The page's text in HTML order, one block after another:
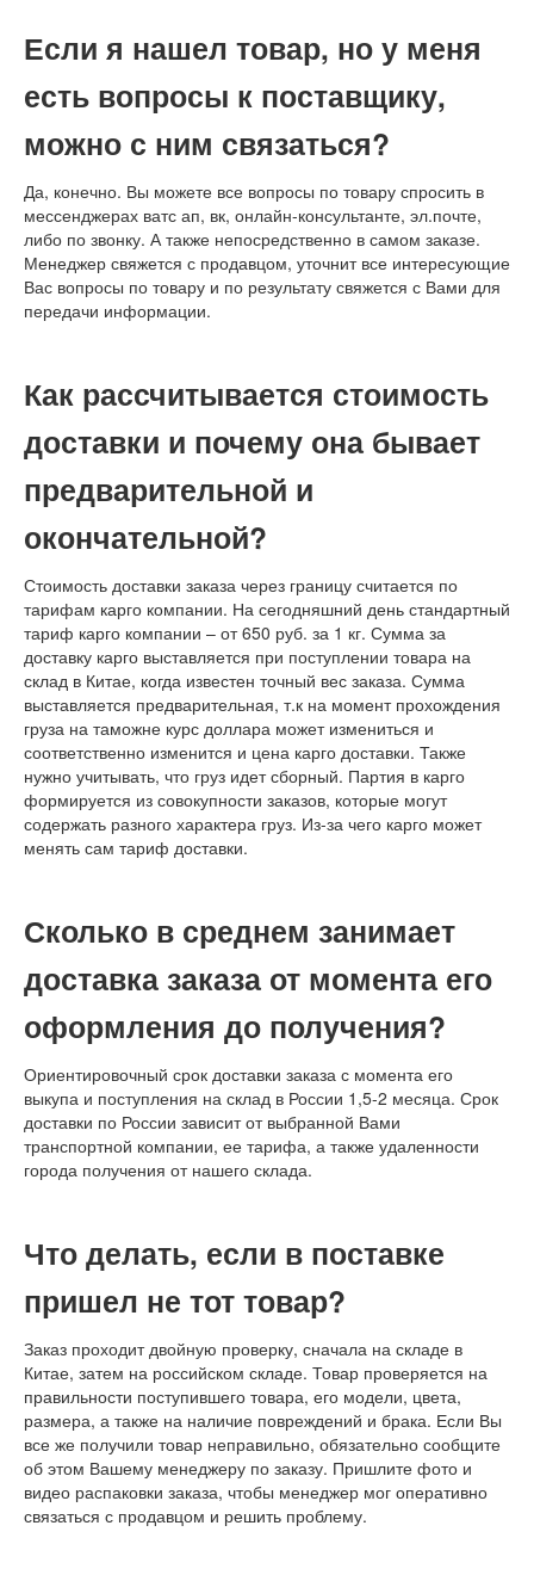
Если я нашел товар, но у меня
есть вопросы к поставщику,
можно с ним связаться?
Да, конечно. Вы можете все вопросы по товару спросить в
мессенджерах ватс ап, вк, онлайн-консультанте, эл.почте,
либо по звонку. А также непосредственно в самом заказе.
Менеджер свяжется с продавцом, уточнит все интересующие
Вас вопросы по товару и по результату свяжется с Вами для
передачи информации.
Как рассчитывается стоимость
доставки и почему она бывает
предварительной и
окончательной?
Стоимость доставки заказа через границу считается по
тарифам карго компании. На сегодняшний день стандартный
тариф карго компании – от 650 руб. за 1 кг. Сумма за
доставку карго выставляется при поступлении товара на
склад в Китае, когда известен точный вес заказа. Сумма
выставляется предварительная, т.к на момент прохождения
груза на таможне курс доллара может измениться и
соответственно изменится и цена карго доставки. Также
нужно учитывать, что груз идет сборный. Партия в карго
формируется из совокупности заказов, которые могут
содержать разного характера груз. Из-за чего карго может
менять сам тариф доставки.
Сколько в среднем занимает
доставка заказа от момента его
оформления до получения?
Ориентировочный срок доставки заказа с момента его
выкупа и поступления на склад в России 1,5-2 месяца. Срок
доставки по России зависит от выбранной Вами
транспортной компании, ее тарифа, а также удаленности
города получения от нашего склада.
Что делать, если в поставке
пришел не тот товар?
Заказ проходит двойную проверку, сначала на складе в
Китае, затем на российском складе. Товар проверяется на
правильности поступившего товара, его модели, цвета,
размера, а также на наличие повреждений и брака. Если Вы
все же получили товар неправильно, обязательно сообщите
об этом Вашему менеджеру по заказу. Пришлите фото и
видео распаковки заказа, чтобы менеджер мог оперативно
связаться с продавцом и решить проблему.